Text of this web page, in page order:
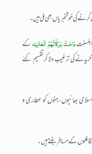
کی خوشخبریاں بھی ملی ہیں۔
دَامَتْ بَرَکَاتُہُمُ الْعَالِیَہکے
ترغیب دلا کرتقسیم کئے
بھائیوں،بہنوں کو عطاری و
کے مسافر بنتے ہیں۔